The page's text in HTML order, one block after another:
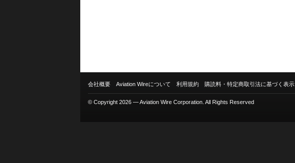
会社概要 Aviation Wireについて 利用規約 購読料・特定商取引法に基づく表示
© Copyright 2026 — Aviation Wire Corporation. All Rights Reserved